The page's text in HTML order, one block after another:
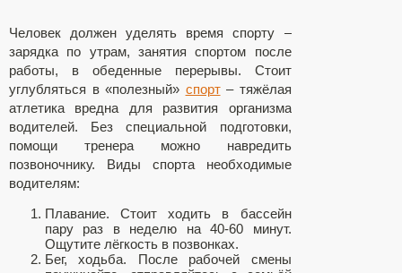
Человек должен уделять время спорту –
зарядка по утрам, занятия спортом после
работы, в обеденные перерывы. Стоит
углубляться в «полезный» спорт– тяжёлая
атлетика вредна для развития организма
водителей. Без специальной подготовки,
помощи тренера можно навредить
позвоночнику. Виды спорта необходимые
водителям:
Плавание. Стоит ходить в бассейн
пару раз в неделю на 40-60 минут.
Ощутите лёгкость в позвонках.
Бег, ходьба. После рабочей смены